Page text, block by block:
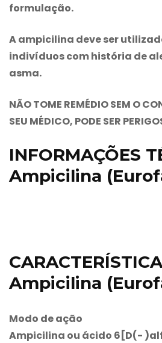
formulação.
A ampicilina deve ser
indivíduos com história de
asma.
NÃO TOME REMÉDIO SEM O
SEU MÉDICO, PODE SER
INFORMAÇÕES
Ampicilina
Ampicilina
Modo de ação
Ampicilina ou ácido 6[D(-